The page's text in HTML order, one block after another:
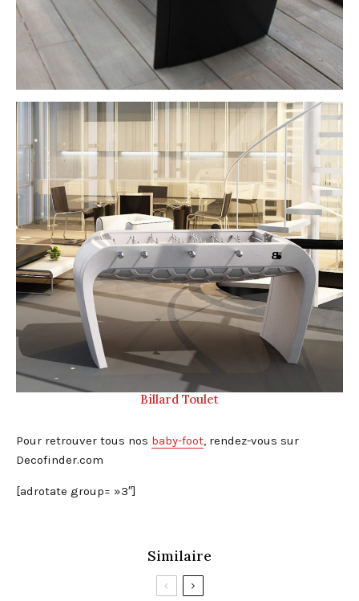
Billard Toulet
Pour retrouver tous nos baby-foot, rendez-vous sur
Decofinder.com
[adrotate group= »3″]
Similaire